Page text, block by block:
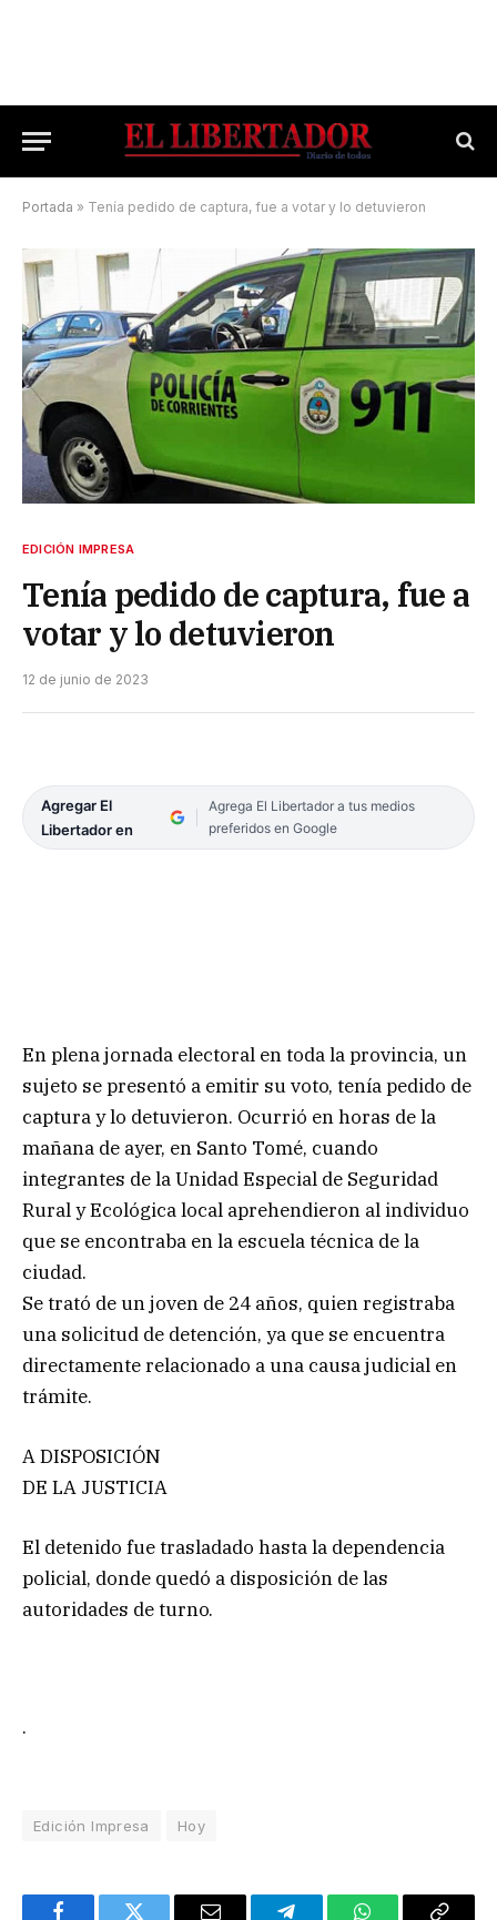
Portada » Tenía pedido de captura, fue a votar y lo detuvieron
EDICIÓN IMPRESA
Tenía pedido de captura, fue a
votar y lo detuvieron
12 de junio de 2023
Agregar El
Libertador en
Agrega El Libertador a tus medios
preferidos en Google
En plena jornada electoral en toda la provincia, un
sujeto se presentó a emitir su voto, tenía pedido de
captura y lo detuvieron. Ocurrió en horas de la
mañana de ayer, en Santo Tomé, cuando
integrantes de la Unidad Especial de Seguridad
Rural y Ecológica local aprehendieron al individuo
que se encontraba en la escuela técnica de la
ciudad.
Se trató de un joven de 24 años, quien registraba
una solicitud de detención, ya que se encuentra
directamente relacionado a una causa judicial en
trámite.
A DISPOSICIÓN
DE LA JUSTICIA
El detenido fue trasladado hasta la dependencia
policial, donde quedó a disposición de las
autoridades de turno.
.
Edición Impresa Hoy